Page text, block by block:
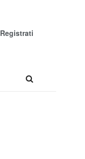
Registrati